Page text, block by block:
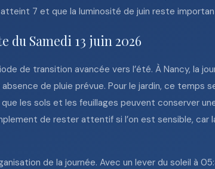
7 et que la luminosité de juin reste
Samedi 13 juin 2026
de transition avancée vers l’été. À Nancy, la
de pluie prévue. Pour le jardin, ce temps
les sols et les feuillages peuvent conserver
de rester attentif si l’on est sensible,
de la journée. Avec un lever du soleil à